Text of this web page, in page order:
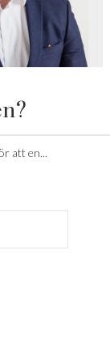
att en...